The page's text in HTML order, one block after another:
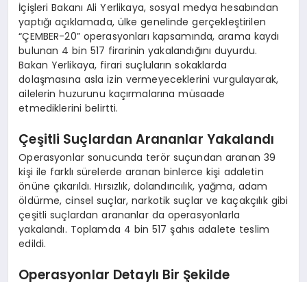
İçişleri Bakanı Ali Yerlikaya, sosyal medya hesabından
yaptığı açıklamada, ülke genelinde gerçekleştirilen
“ÇEMBER-20” operasyonları kapsamında, arama kaydı
bulunan 4 bin 517 firarinin yakalandığını duyurdu.
Bakan Yerlikaya, firari suçluların sokaklarda
dolaşmasına asla izin vermeyeceklerini vurgulayarak,
ailelerin huzurunu kaçırmalarına müsaade
etmediklerini belirtti.
Çeşitli Suçlardan Arananlar Yakalandı
Operasyonlar sonucunda terör suçundan aranan 39
kişi ile farklı sürelerde aranan binlerce kişi adaletin
önüne çıkarıldı. Hırsızlık, dolandırıcılık, yağma, adam
öldürme, cinsel suçlar, narkotik suçlar ve kaçakçılık gibi
çeşitli suçlardan arananlar da operasyonlarla
yakalandı. Toplamda 4 bin 517 şahıs adalete teslim
edildi.
Operasyonlar Detaylı Bir Şekilde